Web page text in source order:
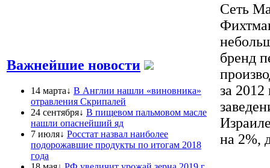
Важнейшие новости
14 марта↓ В Англии нашли «виновника»
отравления Скрипалей
24 сентября↓ В пищевом пальмовом масле
нашли опаснейший яд
7 июля↓ Росстат назвал наиболее
подорожавшие продукты по итогам 2018
года
Сеть
бренд
за
на 2%,